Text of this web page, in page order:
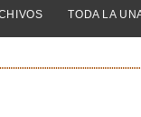
TODA LA